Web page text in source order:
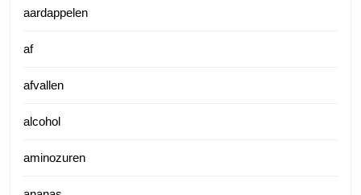
aardappelen
af
afvallen
alcohol
aminozuren